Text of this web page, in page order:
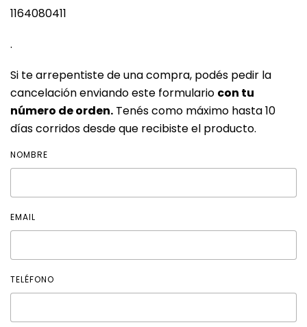
1164080411
.
Si te arrepentiste de una compra, podés pedir la
cancelación enviando este formulario con tu
número de orden. Tenés como máximo hasta 10
días corridos desde que recibiste el producto.
NOMBRE
EMAIL
TELÉFONO